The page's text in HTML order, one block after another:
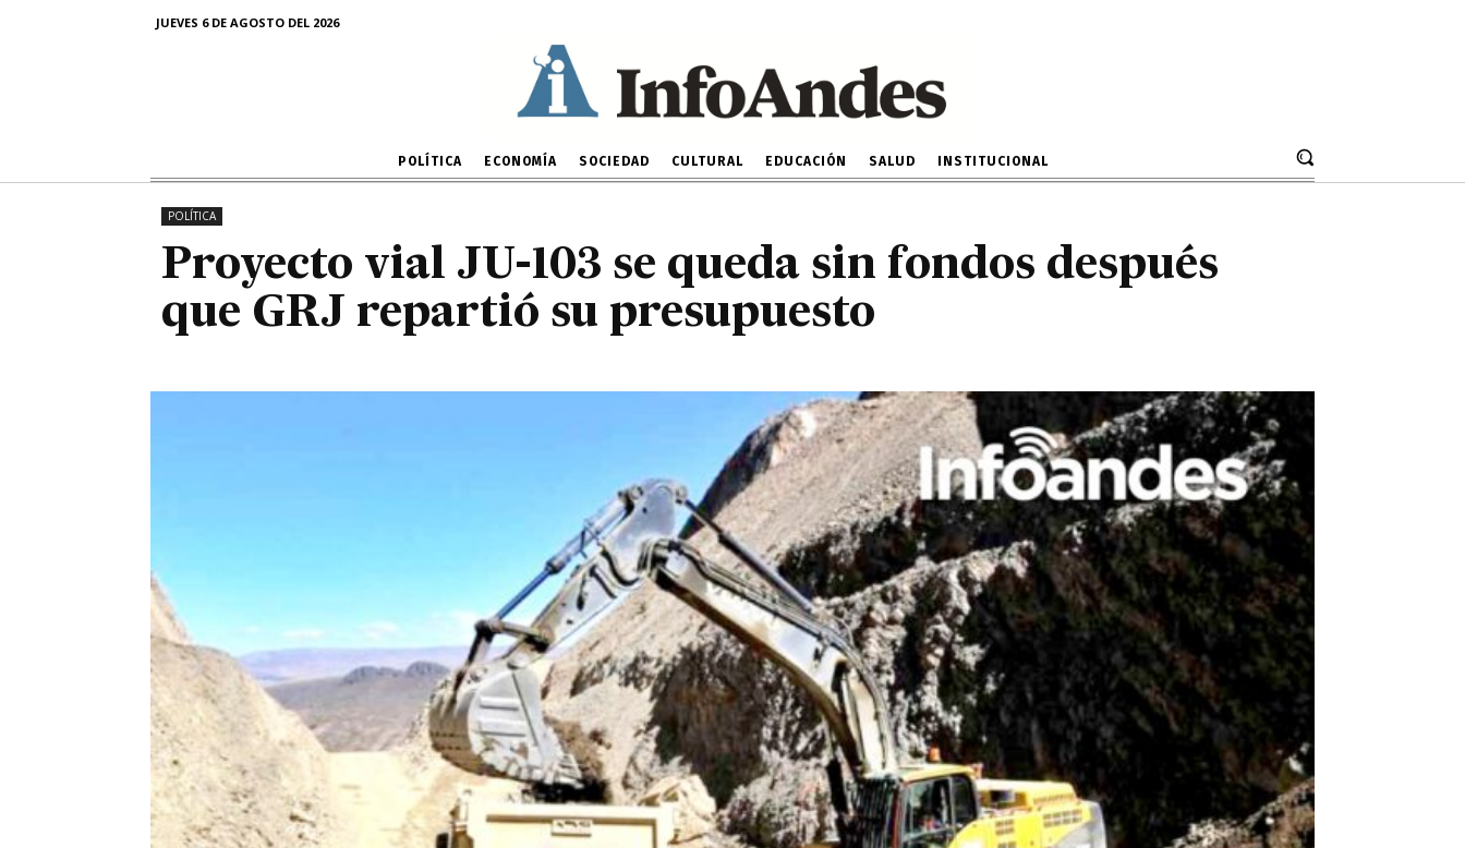
JUEVES 6 DE AGOSTO DEL 2026
POLÍTICA ECONOMÍA SOCIEDAD CULTURAL EDUCACIÓN SALUD INSTITUCIONAL
Proyecto vial JU-103 se queda sin fondos después
que GRJ repartió su presupuesto
POLÍTICA
Proyecto vial JU-103 se queda sin fondos después
que GRJ repartió su presupuesto